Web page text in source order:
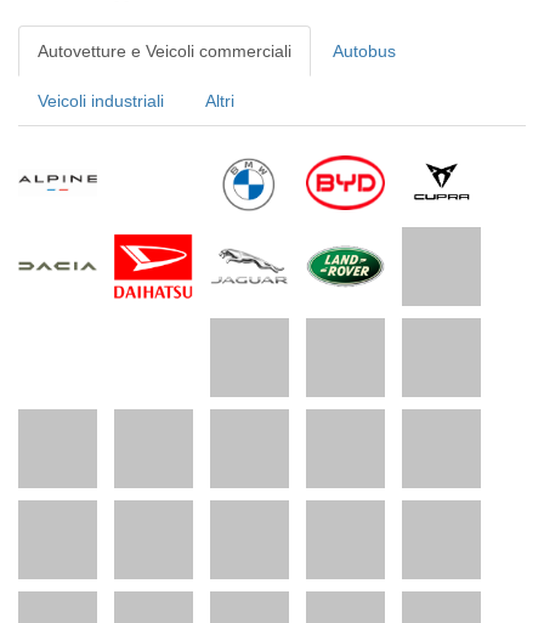
Autovetture e Veicoli commerciali Autobus
Veicoli industriali Altri